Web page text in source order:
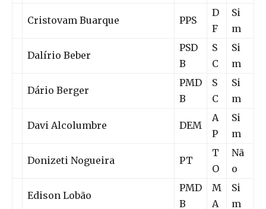
Cristovam Buarque PPS
D
F
Si
m
Dalírio Beber
PSD
B
S
C
Si
m
Dário Berger
PMD
B
S
C
Si
m
Davi Alcolumbre DEM
A
P
Si
m
Donizeti Nogueira PT
T
O
Nã
o
Edison Lobão
PMD
B
M
A
Si
m